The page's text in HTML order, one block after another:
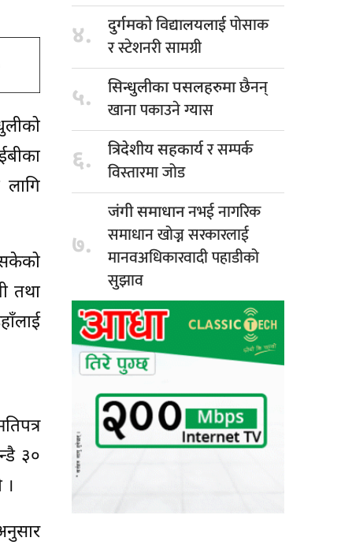
लागि
तथा
३०
४. दुर्गमको विद्यालयलाईपोसाक
र स्टेशनरी सामग्री
५. सिन्धुलीका पसलहरुमाछैनन्
खाना पकाउने ग्यास
६. त्रिदेशीय सहकार्यर सम्पर्क
विस्तारमा जोड
७.
जंगी समाधाननभई नागरिक
समाधान खोज्न सरकारलाई
मानवअधिकारवादी पहाडीको
सुझाव